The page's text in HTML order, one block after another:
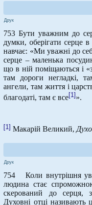
Друк
753 Бути уважним до
думки, оберігати серце
навчає: «Ми уважні до
серце – маленька
що в ній поміщаються і
там дороги негладкі,
ангели, там життя і
благодаті, там є все[1] ».
[1] Макарій Великий,
Друк
754 Коли внутрішня
людина стає
скерований до серця,
Духовні отці називають